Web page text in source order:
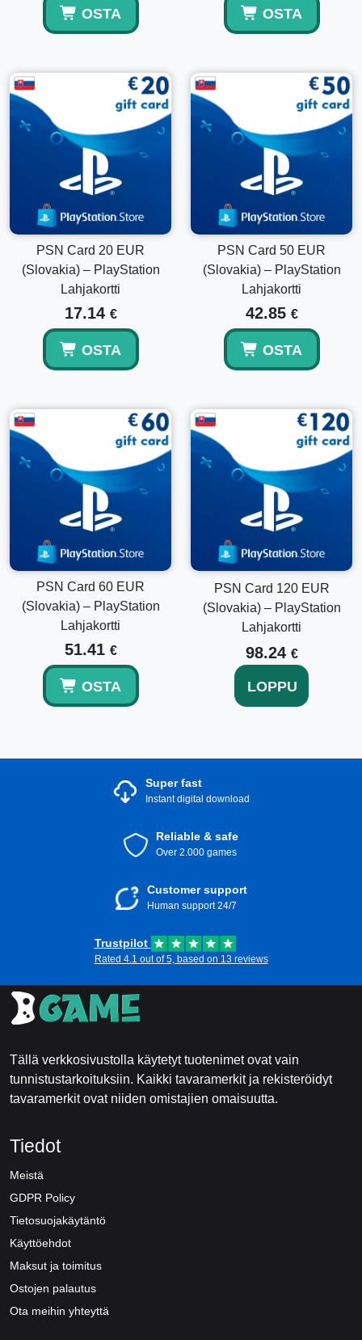
Ei, tämä koodi toimii vain PlayStation-tileillä, jotka on
rekisteröity Slovakiassa.
OSTA OSTA
PSN Card 20 EUR
(Slovakia) – PlayStation
Lahjakortti
17.14 €
OSTA
PSN Card 50 EUR
(Slovakia) – PlayStation
Lahjakortti
42.85 €
OSTA
PSN Card 60 EUR
(Slovakia) – PlayStation
Lahjakortti
51.41 €
OSTA
PSN Card 120 EUR
(Slovakia) – PlayStation
Lahjakortti
98.24 €
LOPPU
Super fast
Instant digital download
Reliable & safe
Over 2.000 games
Customer support
Human support 24/7
Trustpilot
Rated 4.1 out of 5, based on 13 reviews
Tällä verkkosivustolla käytetyt tuotenimet ovat vain
tunnistustarkoituksiin. Kaikki tavaramerkit ja rekisteröidyt
tavaramerkit ovat niiden omistajien omaisuutta.
Tiedot
Meistä
GDPR Policy
Tietosuojakäytäntö
Käyttöehdot
Maksut ja toimitus
Ostojen palautus
Ota meihin yhteyttä